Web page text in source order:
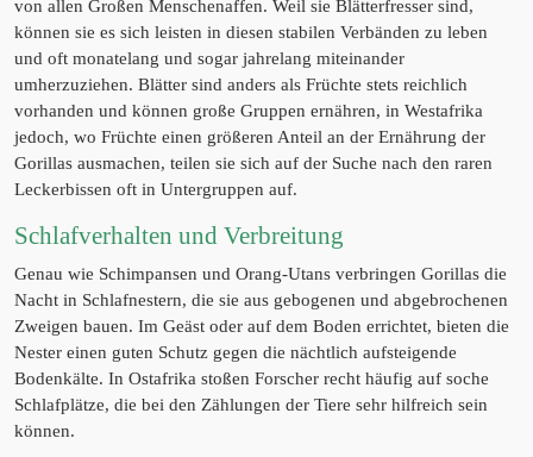
von allen Großen Menschenaffen. Weil sie Blätterfresser sind,
können sie es sich leisten in diesen stabilen Verbänden zu leben
und oft monatelang und sogar jahrelang miteinander
umherzuziehen. Blätter sind anders als Früchte stets reichlich
vorhanden und können große Gruppen ernähren, in Westafrika
jedoch, wo Früchte einen größeren Anteil an der Ernährung der
Gorillas ausmachen, teilen sie sich auf der Suche nach den raren
Leckerbissen oft in Untergruppen auf.
Schlafverhalten und Verbreitung
Genau wie Schimpansen und Orang-Utans verbringen Gorillas die
Nacht in Schlafnestern, die sie aus gebogenen und abgebrochenen
Zweigen bauen. Im Geäst oder auf dem Boden errichtet, bieten die
Nester einen guten Schutz gegen die nächtlich aufsteigende
Bodenkälte. In Ostafrika stoßen Forscher recht häufig auf soche
Schlafplätze, die bei den Zählungen der Tiere sehr hilfreich sein
können.